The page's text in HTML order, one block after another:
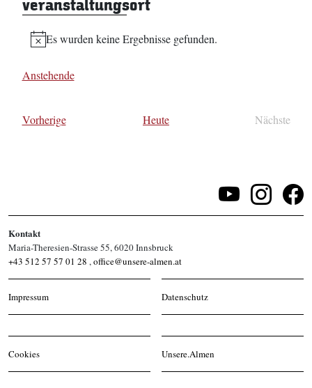
veranstaltungsort
Hinweis
Es wurden keine Ergebnisse gefunden.
Anstehende
VorherigeVeranstaltungen Heute
Nächste
Kontakt
Maria-Theresien-Strasse 55, 6020 Innsbruck
+43 512 57 57 01 28 ,office@unsere-almen.at
Impressum Datenschutz
Cookies Unsere.Almen